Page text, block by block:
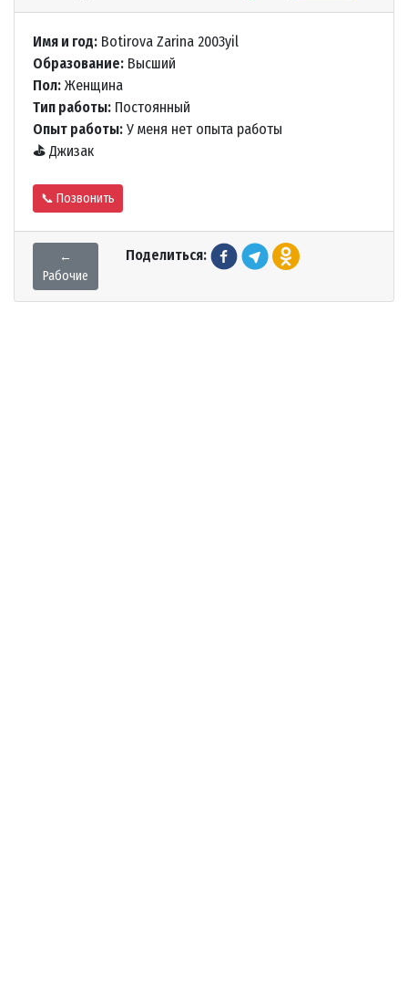
Имя и год: Botirova Zarina 2003yil
Образование: Высший
Пол: Женщина
Тип работы: Постоянный
Опыт работы: У меня нет опыта работы
⛳ Джизак
📞 Позвонить
←
Рабочие
Поделиться: